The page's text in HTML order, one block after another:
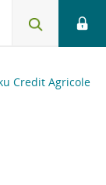
Credit Agricole